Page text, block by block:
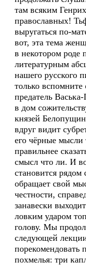
там всяким
православных!
выругаться по-
вот, эта тема
в некотором роде
литературным
нашего русского
только вспомните
предатель
в дом
князей
вдруг видит
его чёрные мысли
правильнее
смысл что ли. И
становится рядом
обращает свой
честности,
занавески
ловким ударом
голову. Мы
следующей
порекомендовать
похмелья: три